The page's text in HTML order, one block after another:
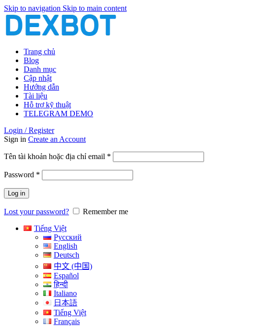
Skip to navigation Skip to main content
Trang chủ
Blog
Danh mục
Cập nhật
Hướng dẫn
Tài liệu
Hỗ trợ kỹ thuật
TELEGRAM DEMO
Login / Register
Sign in Create an Account
Tên tài khoản hoặc địa chỉ email *
buộc
Password *
buộc
Log in
Lost your password?
Remember me
Tiếng Việt
Русский
English
Deutsch
中文 (中国)
Español
हिन्दी
Italiano
日本語
Tiếng Việt
Français